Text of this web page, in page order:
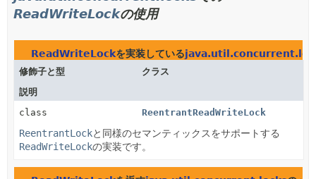
ReadWriteLockの使用
ReadWriteLockを実装している
修飾子と型
クラス
説明
class
ReentrantReadWriteLock
ReentrantLockと同様のセマンティックスをサポートする
ReadWriteLockの実装です。